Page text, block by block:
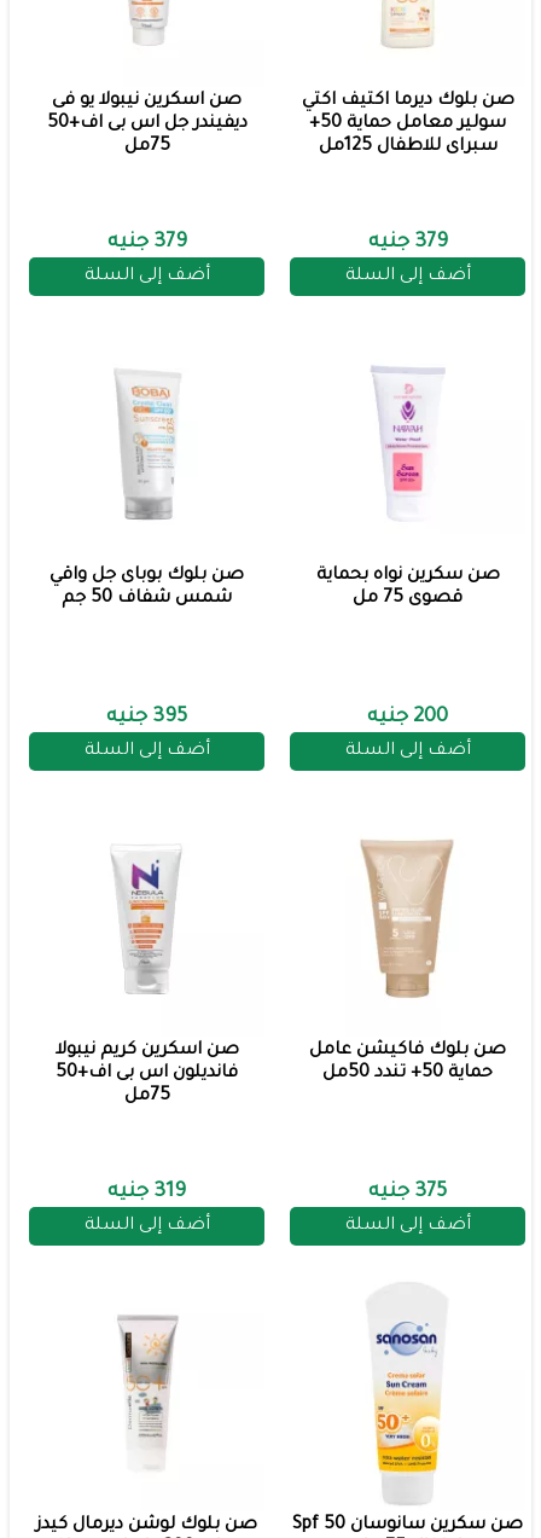
صن بلوك ديرما اكتيف اكتي
سولير معامل حماية 50+
سبراى للاطفال 125مل
379 جنيه
أضف إلى السلة
صن اسكرين نيبولا يو فى
ديفيندر جل اس بى اف+50
75مل
379 جنيه
أضف إلى السلة
صن سكرين نواه بحماية
قصوى 75 مل
200 جنيه
أضف إلى السلة
صن بلوك بوباى جل واقي
شمس شفاف 50 جم
395 جنيه
أضف إلى السلة
صن بلوك فاكيشن عامل
حماية 50+ تندد 50مل
375 جنيه
أضف إلى السلة
صن اسكرين كريم نيبولا
فانديلون اس بى اف+50
75مل
319 جنيه
أضف إلى السلة
صن سكرين سانوسان Spf 50
صن بلوك لوشن ديرمال كيدز